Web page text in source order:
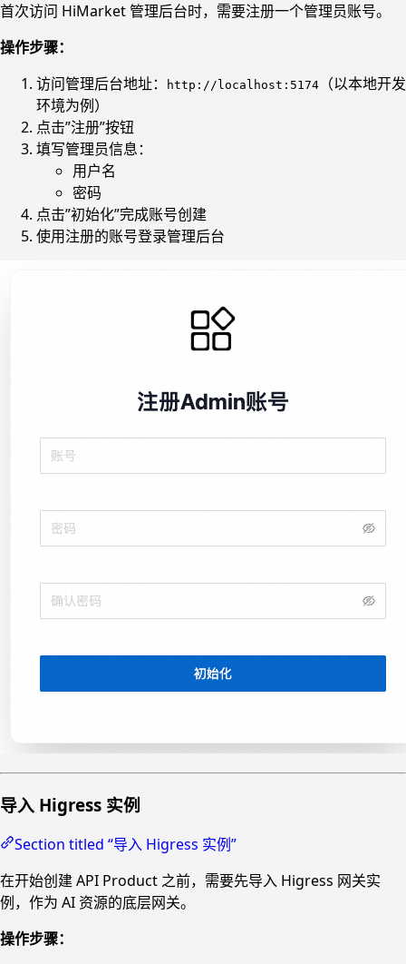
首次访问 HiMarket 管理后台时，需要注册一个管理员账号。
操作步骤：
访问管理后台地址：
http://localhost:5174
（以本地开发
环境为例）
点击”注册”按钮
填写管理员信息：
用户名
密码
点击”初始化”完成账号创建
使用注册的账号登录管理后台
导入 Higress 实例
Section titled “导入 Higress 实例”
在开始创建 API Product 之前，需要先导入 Higress 网关实
例，作为 AI 资源的底层网关。
操作步骤：